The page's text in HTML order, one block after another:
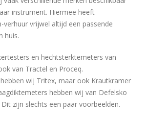
instrument. Hiermee heeft
vrijwel altijd een passende
huis.
en hechtsterktemeters van
van Tractel en Proceq.
wij Tritex, maar ook Krautkramer
hebben wij van Defelsko
zijn slechts een paar voorbeelden.